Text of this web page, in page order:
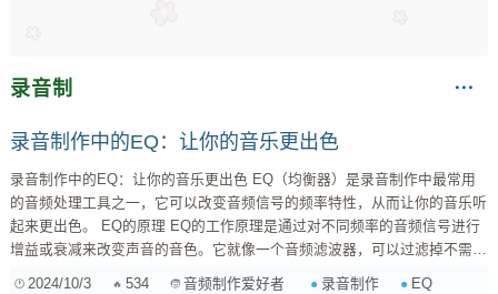
录音制
录音制作中的EQ：让你的音乐更出色
录音制作中的EQ：让你的音乐更出色 EQ（均衡器）是录音制作中最常用
的音频处理工具之一，它可以改变音频信号的频率特性，从而让你的音乐听
起来更出色。 EQ的原理 EQ的工作原理是通过对不同频率的音频信号进行
增益或衰减来改变声音的音色。它就像一个音频滤波器，可以过滤掉不需要
2024/10/3 534 音频制作爱好者 录音制作
EQ